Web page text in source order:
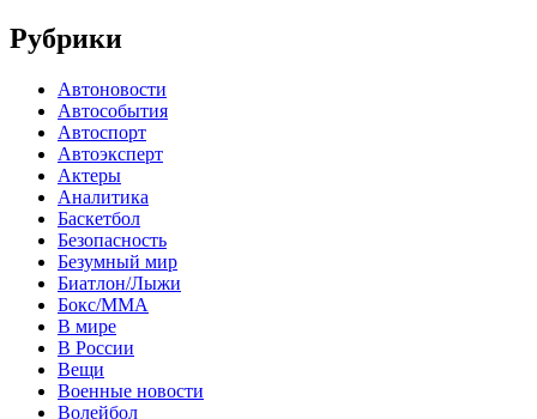
Рубрики
Автоновости
Автособытия
Автоспорт
Автоэксперт
Актеры
Аналитика
Баскетбол
Безопасность
Безумный мир
Биатлон/Лыжи
Бокс/MMA
В мире
В России
Вещи
Военные новости
Волейбол